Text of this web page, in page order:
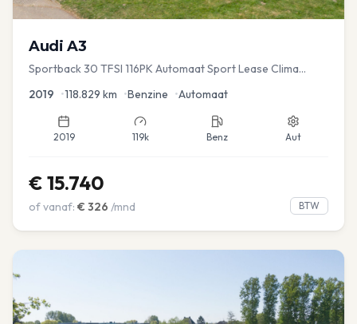
Audi A3
Sportback 30 TFSI 116PK Automaat Sport Lease Clima
2019 •118.829 km •Benzine •Automaat
2019 119k Benz Aut
€ 15.740
of vanaf: € 326 /mnd BTW